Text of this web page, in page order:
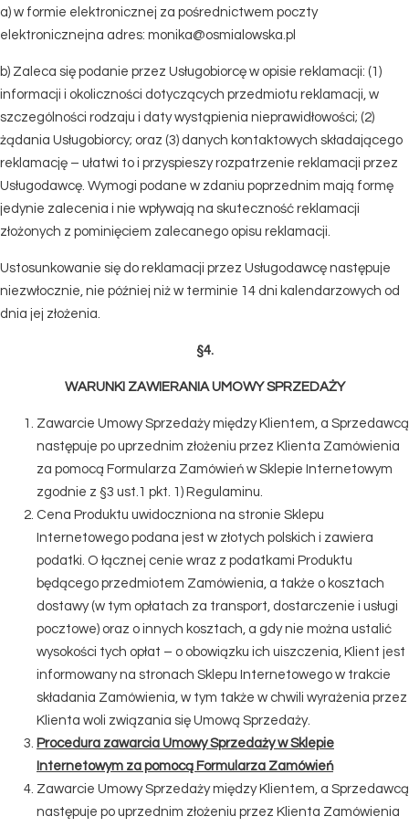
a) w formie elektronicznej za pośrednictwem poczty
elektronicznejna adres: monika@osmialowska.pl
b) Zaleca się podanie przez Usługobiorcę w opisie reklamacji: (1)
informacji i okoliczności dotyczących przedmiotu reklamacji, w
szczególności rodzaju i daty wystąpienia nieprawidłowości; (2)
żądania Usługobiorcy; oraz (3) danych kontaktowych składającego
reklamację – ułatwi to i przyspieszy rozpatrzenie reklamacji przez
Usługodawcę. Wymogi podane w zdaniu poprzednim mają formę
jedynie zalecenia i nie wpływają na skuteczność reklamacji
złożonych z pominięciem zalecanego opisu reklamacji.
Ustosunkowanie się do reklamacji przez Usługodawcę następuje
niezwłocznie, nie później niż w terminie 14 dni kalendarzowych od
dnia jej złożenia.
§4.
WARUNKI ZAWIERANIA UMOWY SPRZEDAŻY
Zawarcie Umowy Sprzedaży między Klientem, a Sprzedawcą
następuje po uprzednim złożeniu przez Klienta Zamówienia
za pomocą Formularza Zamówień w Sklepie Internetowym
zgodnie z §3 ust.1 pkt. 1) Regulaminu.
Cena Produktu uwidoczniona na stronie Sklepu
Internetowego podana jest w złotych polskich i zawiera
podatki. O łącznej cenie wraz z podatkami Produktu
będącego przedmiotem Zamówienia, a także o kosztach
dostawy (w tym opłatach za transport, dostarczenie i usługi
pocztowe) oraz o innych kosztach, a gdy nie można ustalić
wysokości tych opłat – o obowiązku ich uiszczenia, Klient jest
informowany na stronach Sklepu Internetowego w trakcie
składania Zamówienia, w tym także w chwili wyrażenia przez
Klienta woli związania się Umową Sprzedaży.
Procedura zawarcia Umowy Sprzedaży w Sklepie
Internetowym za pomocą Formularza Zamówień
Zawarcie Umowy Sprzedaży między Klientem, a Sprzedawcą
następuje po uprzednim złożeniu przez Klienta Zamówienia